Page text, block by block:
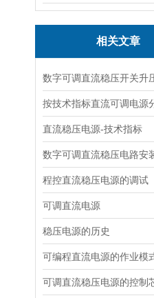
相关文章
直流稳压电源-技术指标
数字可调直流稳压电路安
程控直流稳压电源的调试
可调直流电源
稳压电源的历史
可编程直流电源的作业模